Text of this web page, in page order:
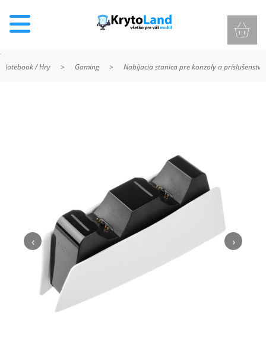
NABÍJANIE
‹ ›
Notebook / Hry > Gaming > Nabíjacia stanica pre konzoly a príslušenstvo